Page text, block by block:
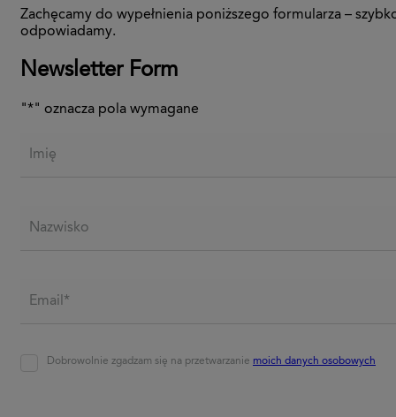
Zachęcamy do wypełnienia poniższego formularza –
odpowiadamy.
Newsletter Form
"*" oznacza pola wymagane
Agreement*
Dobrowolnie zgadzam się na przetwarzanie moich danych osobowych